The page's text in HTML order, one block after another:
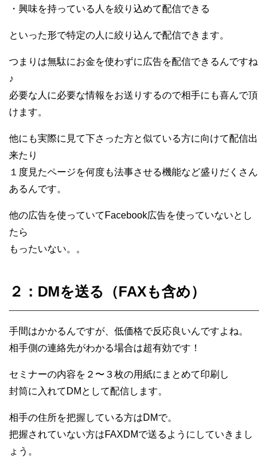
・興味を持っている人を絞り込めて配信できる
といった形で特定の人に絞り込んで配信できます。
つまりは無駄にお金を使わずに広告を配信できるんですね
♪
必要な人に必要な情報をお送りするので相手にも喜んで頂
けます。
他にも実際に見て下さった方と似ている方に向けて配信出
来たり
１度見たページを何度も法事させる機能など盛りだくさん
あるんです。
他の広告を使っていてFacebook広告を使っていないとし
たら
もったいない。。
２：DMを送る（FAXも含め）
手間はかかるんですが、低価格で反応良いんですよね。
相手側の連絡先がわかる場合は超有効です！
セミナーの内容を２〜３枚の用紙にまとめて印刷し
封筒に入れてDMとして配信します。
相手の住所を把握している方はDMで。
把握されていない方はFAXDMで送るようにしていきまし
ょう。